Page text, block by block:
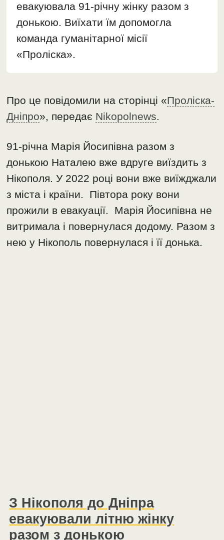
евакуювала 91-річну жінку разом з
донькою. Виїхати їм допомогла
команда гуманітарної місії
«Проліска».
Про це повідомили на сторінці «Проліска-
Дніпро», передає Nikopolnews.
91-річна Марія Йосипівна разом з
донькою Наталею вже вдруге виїздить з
Нікополя. У 2022 році вони вже виїжджали
з міста і країни. Півтора року вони
прожили в евакуації. Марія Йосипівна не
витримала і повернулася додому. Разом з
нею у Нікополь повернулася і її донька.
З Нікополя до Дніпра
евакуювали літню жінку
разом з донькою